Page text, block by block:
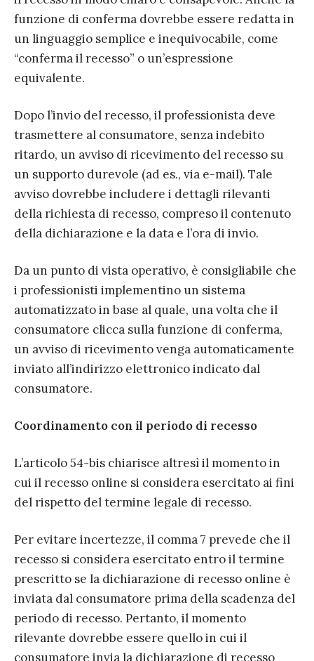
funzione di conferma dovrebbe essere redatta in
un linguaggio semplice e inequivocabile, come
“conferma il recesso” o un’espressione
equivalente.
Dopo l’invio del recesso, il professionista deve
trasmettere al consumatore, senza indebito
ritardo, un avviso di ricevimento del recesso su
un supporto durevole (ad es., via e-mail). Tale
avviso dovrebbe includere i dettagli rilevanti
della richiesta di recesso, compreso il contenuto
della dichiarazione e la data e l’ora di invio.
Da un punto di vista operativo, è consigliabile che
i professionisti implementino un sistema
automatizzato in base al quale, una volta che il
consumatore clicca sulla funzione di conferma,
un avviso di ricevimento venga automaticamente
inviato all’indirizzo elettronico indicato dal
consumatore.
Coordinamento con il periodo di recesso
L’articolo 54-bis chiarisce altresì il momento in
cui il recesso online si considera esercitato ai fini
del rispetto del termine legale di recesso.
Per evitare incertezze, il comma 7 prevede che il
recesso si considera esercitato entro il termine
prescritto se la dichiarazione di recesso online è
inviata dal consumatore prima della scadenza del
periodo di recesso. Pertanto, il momento
rilevante dovrebbe essere quello in cui il
consumatore invia la dichiarazione di recesso